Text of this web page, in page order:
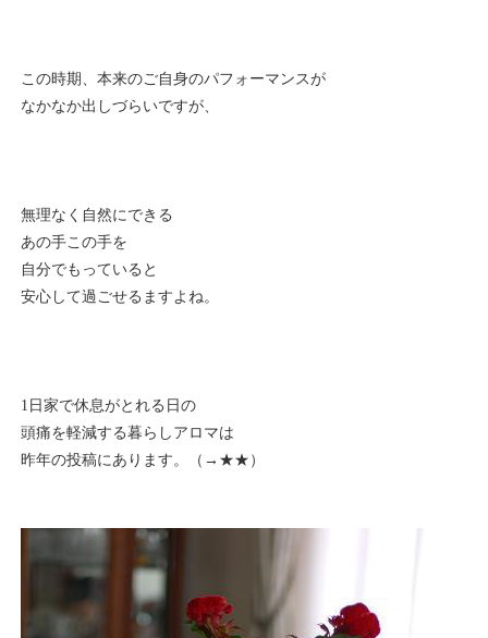
この時期、本来のご自身のパフォーマンスが
なかなか出しづらいですが、
無理なく自然にできる
あの手この手を
自分でもっていると
安心して過ごせるますよね。
1日家で休息がとれる日の
頭痛を軽減する暮らしアロマは
昨年の投稿にあります。（→ ★★ ）